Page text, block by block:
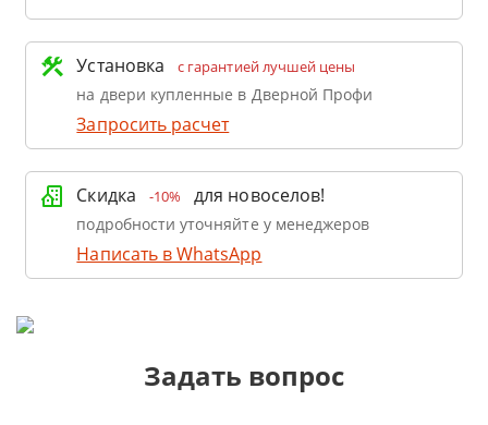
Установка с гарантией лучшей цены
на двери купленные в Дверной Профи
Запросить расчет
Скидка -10% для новоселов!
подробности уточняйте у менеджеров
Написать в WhatsApp
Задать вопрос